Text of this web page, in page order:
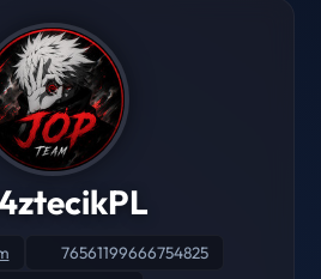
76561199666754825